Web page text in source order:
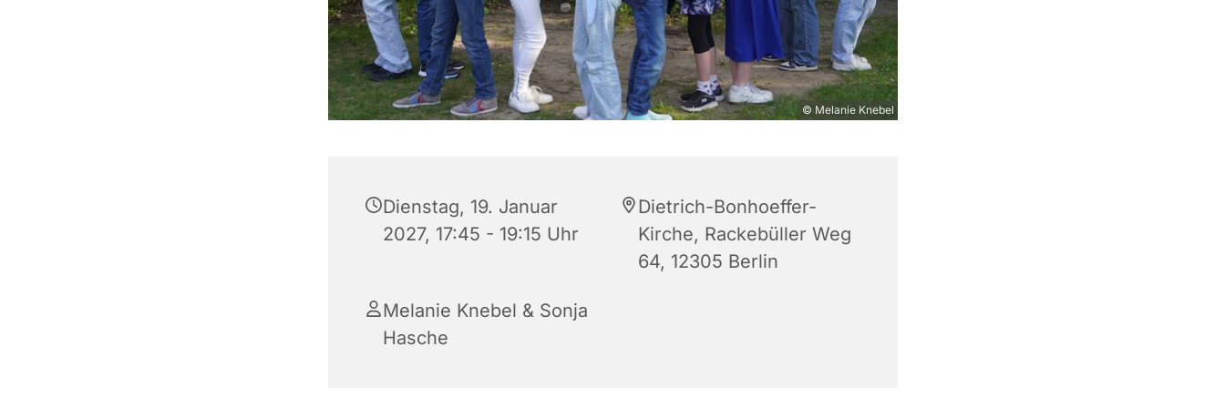
© Melanie Knebel
Dienstag, 19. Januar
2027, 17:45 - 19:15 Uhr
Dietrich-Bonhoeffer-
Kirche, Rackebüller Weg
64, 12305 Berlin
Melanie Knebel & Sonja
Hasche